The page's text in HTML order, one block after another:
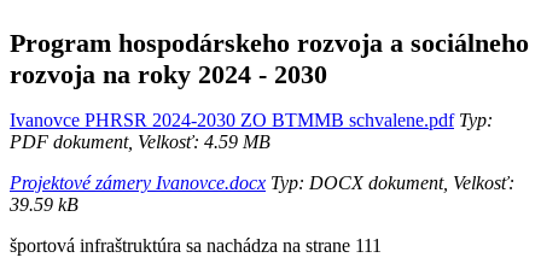
Program hospodárskeho rozvoja a sociálneho
rozvoja na roky 2024 - 2030
Ivanovce PHRSR 2024-2030 ZO BTMMB schvalene.pdfTyp:
PDF dokument, Velkosť: 4.59 MB
Projektové zámery Ivanovce.docx Typ: DOCX dokument, Velkosť:
39.59 kB
športová infraštruktúra sa nachádza na strane 111